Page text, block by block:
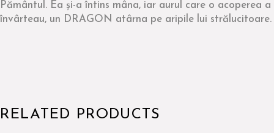
Pământul. Ea și-a întins mâna, iar aurul care o
învârteau, un DRAGON atârna pe aripile lui
RELATED PRODUCTS